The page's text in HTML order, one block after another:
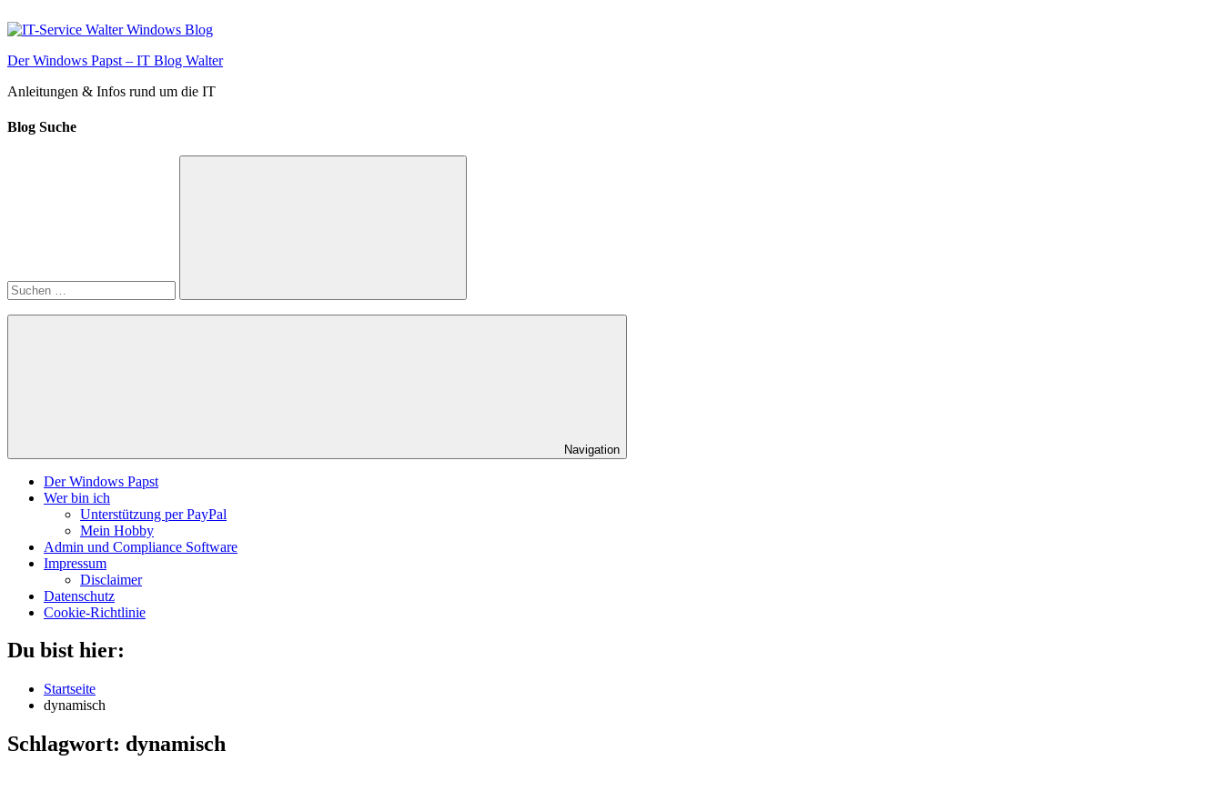
Inhalt
Der Windows Papst – IT Blog Walter
Anleitungen & Infos rund um die IT
Blog Suche
Suchen
Navigation
Der Windows Papst
Wer bin ich
Unterstützung per PayPal
Mein Hobby
Admin und Compliance Software
Impressum
Disclaimer
Datenschutz
Cookie-Richtlinie
Du bist hier:
Startseite
dynamisch
Schlagwort: dynamisch